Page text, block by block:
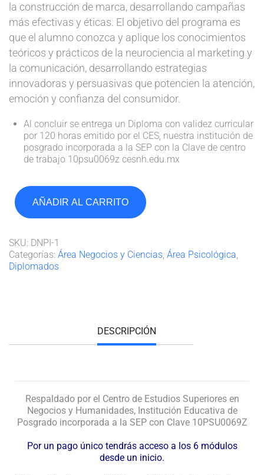
la construcción de marca, desarrollando campañas
más efectivas y éticas. El objetivo del programa es
que el alumno conozca y aplique los conocimientos
teóricos y prácticos de la neurociencia al marketing y
la comunicación, desarrollando estrategias
innovadoras y persuasivas que potencien la atención,
emoción y confianza del consumidor.
Al concluir se entrega un Diploma con validez curricular
por 120 horas emitido por el CES, nuestra institución de
posgrado incorporada a la SEP con la Clave de centro
de trabajo 10psu0069z cesnh.edu.mx
AÑADIR AL CARRITO
SKU: DNPI-1
Categorías: Área Negocios y Ciencias, Área Psicológica,
Diplomados
DESCRIPCIÓN
Respaldado por el Centro de Estudios Superiores en
Negocios y Humanidades, Institución Educativa de
Posgrado incorporada a la SEP con Clave 10PSU0069Z
Por un pago único tendrás acceso a los 6 módulos
desde un inicio.